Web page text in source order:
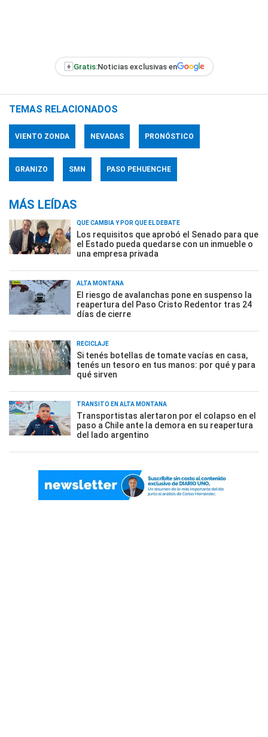
+ Gratis:Noticias exclusivas en
TEMAS RELACIONADOS
VIENTO ZONDA NEVADAS PRONÓSTICO
GRANIZO SMN PASO PEHUENCHE
MÁS LEÍDAS
QUÉ CAMBIA Y POR QUÉ EL DEBATE
Los requisitos que aprobó el Senado para que
el Estado pueda quedarse con un inmueble o
una empresa privada
ALTA MONTAÑA
El riesgo de avalanchas pone en suspenso la
reapertura del Paso Cristo Redentor tras 24
días de cierre
RECICLAJE
Si tenés botellas de tomate vacías en casa,
tenés un tesoro en tus manos: por qué y para
qué sirven
TRÁNSITO EN ALTA MONTAÑA
Transportistas alertaron por el colapso en el
paso a Chile ante la demora en su reapertura
del lado argentino